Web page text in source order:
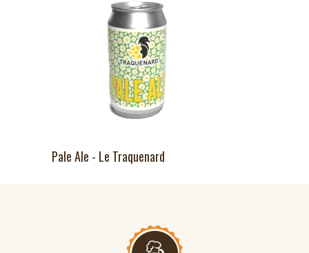
Pale Ale - Le Traquenard